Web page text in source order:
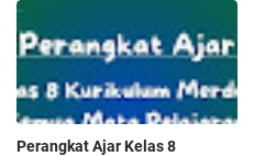
Perangkat Ajar Kelas 8